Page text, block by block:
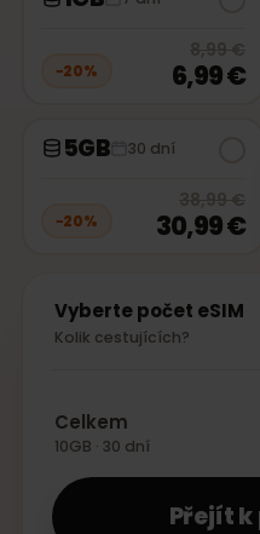
−20%
20
8,99 €
6,99 €
5GB 30 dní
−20%
20
38,99 €
30,99 €
Vyberte počet eSIM
Kolik cestujících?
Celkem
10GB · 30 dní
Přejít